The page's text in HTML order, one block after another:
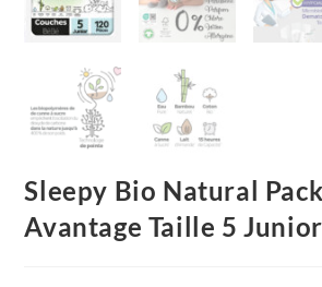
Sleepy Bio Natural
Avantage Taille 5